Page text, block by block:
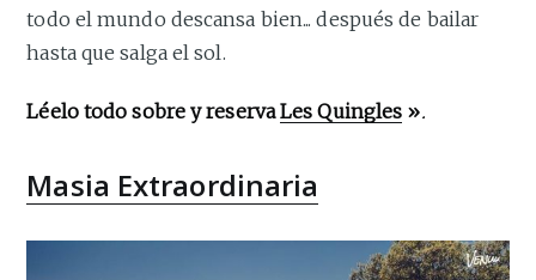
todo el mundo descansa bien... después de bailar
hasta que salga el sol.
Léelo todo sobre y reservaLes Quingles ».
Masia Extraordinaria